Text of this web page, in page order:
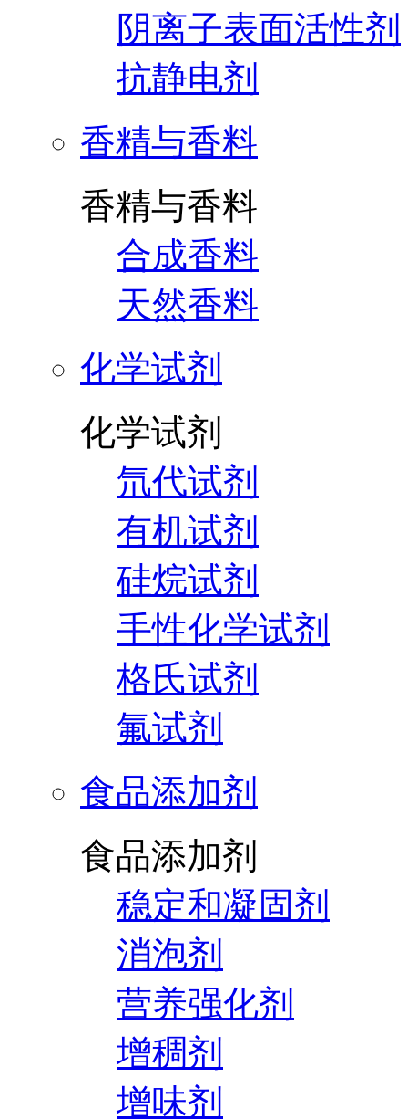
阴离子表面活性剂
抗静电剂
香精与香料
香精与香料
合成香料
天然香料
化学试剂
化学试剂
氘代试剂
有机试剂
硅烷试剂
手性化学试剂
格氏试剂
氟试剂
食品添加剂
食品添加剂
稳定和凝固剂
消泡剂
营养强化剂
增稠剂
增味剂